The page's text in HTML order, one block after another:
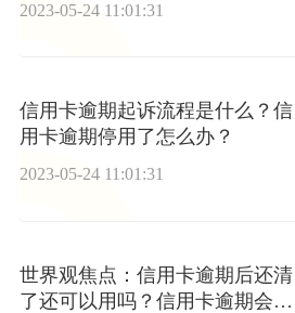
2023-05-24 11:01:31
信用卡逾期起诉流程是什么？信
用卡逾期停用了怎么办？
2023-05-24 11:01:31
世界观焦点：信用卡逾期后还清
了还可以用吗？信用卡逾期会被